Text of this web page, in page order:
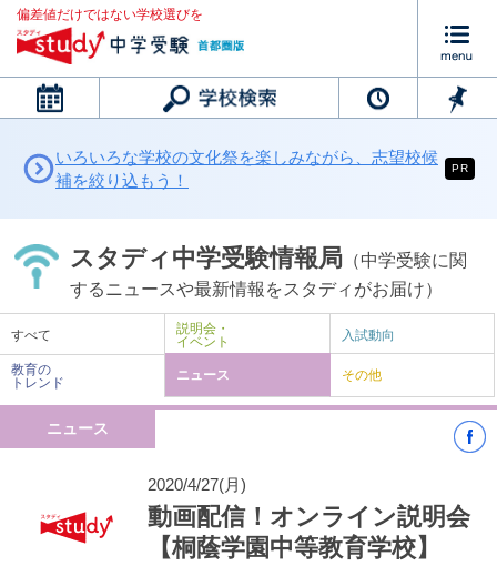
偏差値だけではない学校選びを
カレンダー
いろいろな学校の文化祭を楽しみながら、志望校候
補を絞り込もう！
PR
スタディ中学受験情報局 （中学受験に関
するニュースや最新情報をスタディがお届け）
すべて
説明会・
イベント
入試動向
教育の
トレンド
ニュース その他
ニュース
2020/4/27(月)
動画配信！オンライン説明会
【桐蔭学園中等教育学校】